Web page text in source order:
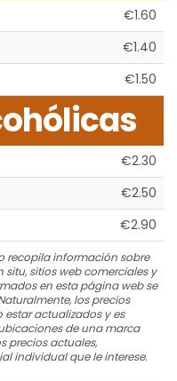
€1.60
€1.40
€1.50
€2.30
€2.50
€2.90
recopila información sobre
situ, sitios web comerciales y
en esta página web se
los precios
actualizados y es
de una marca
precios actuales,
individual que le interese.